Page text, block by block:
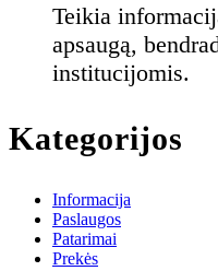
Teikia
apsaugą,
institucijomis.
Kategorijos
Informacija
Paslaugos
Patarimai
Prekės